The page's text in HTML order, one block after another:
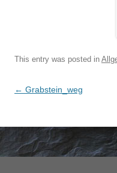
This entry was posted in
Post navigation
← Grabstein_weg